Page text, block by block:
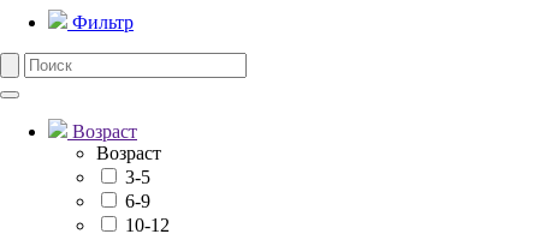
Фильтр
Возраст
Возраст
3-5
6-9
10-12